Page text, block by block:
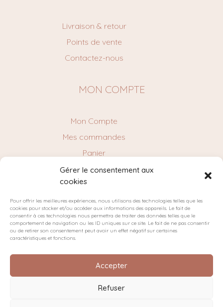
Gérer le consentement aux
cookies
Pour offrir les meilleures expériences, nous utilisons des technologies telles que les
cookies pour stocker et/ou accéder aux informations des appareils. Le fait de
consentir à ces technologies nous permettra de traiter des données telles que le
comportement de navigation ou les ID uniques sur ce site. Le fait de ne pas consentir
ou de retirer son consentement peut avoir un effet négatif sur certaines
caractéristiques et fonctions.
Accepter
Refuser
Livraison & retour
Points de vente
Contactez-nous
MON COMPTE
Mon Compte
Mes commandes
Panier
NEWSLETTER